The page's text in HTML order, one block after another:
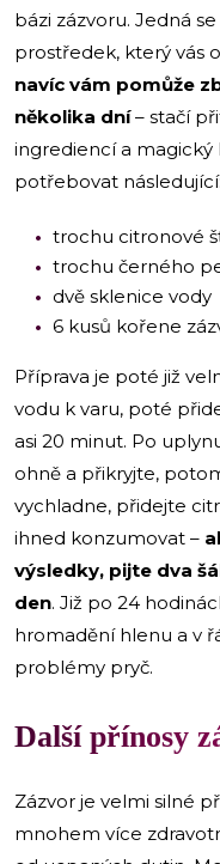
bázi zázvoru. Jedná
prostředek, který vás
navíc vám pomůže
několika dní– stačí
ingrediencí a magický
potřebovat následující:
trochu citronové
trochu černého
dvě sklenice vody
6 kusů kořene
Příprava je poté již
vodu k varu, poté
asi 20 minut. Po
ohně a přikryjte,
vychladne, přidejte
ihned konzumovat –
výsledky, pijte dva
den. Již po 24
hromadění hlenu a v
problémy pryč.
Další přínosy
Zázvor je velmi silné
mnohem více